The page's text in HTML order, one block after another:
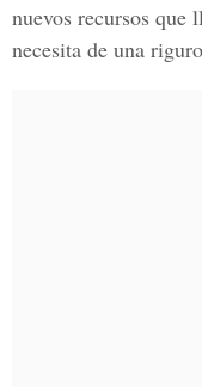
nuevos recursos que
necesita de una